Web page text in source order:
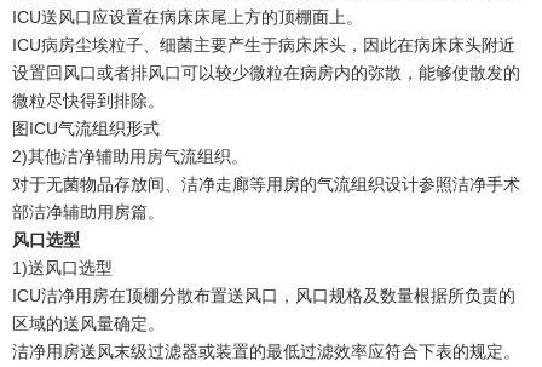
ICU送风口应设置在病床床尾上方的顶棚面上。
ICU病房尘埃粒子、细菌主要产生于病床床头，因此在病床床头附近
设置回风口或者排风口可以较少微粒在病房内的弥散，能够使散发的
微粒尽快得到排除。
图ICU气流组织形式
2)其他洁净辅助用房气流组织。
对于无菌物品存放间、洁净走廊等用房的气流组织设计参照洁净手术
部洁净辅助用房篇。
风口选型
1)送风口选型
ICU洁净用房在顶棚分散布置送风口，风口规格及数量根据所负责的
区域的送风量确定。
洁净用房送风末级过滤器或装置的最低过滤效率应符合下表的规定。